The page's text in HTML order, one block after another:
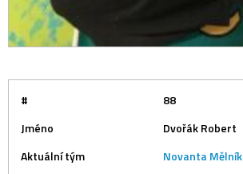
#
88
Jméno
Dvořák Robert
Aktuální tým
Novanta Mělník